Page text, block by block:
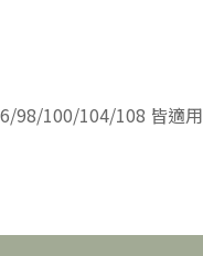
98/100/104/108 皆適用